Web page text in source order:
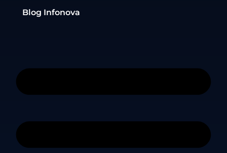
Blog Infonova